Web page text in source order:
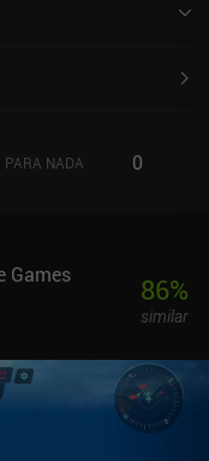
de campaña para
las mejoras y un
Mech shooter.
PARA NADA 0
Games 86%
similar